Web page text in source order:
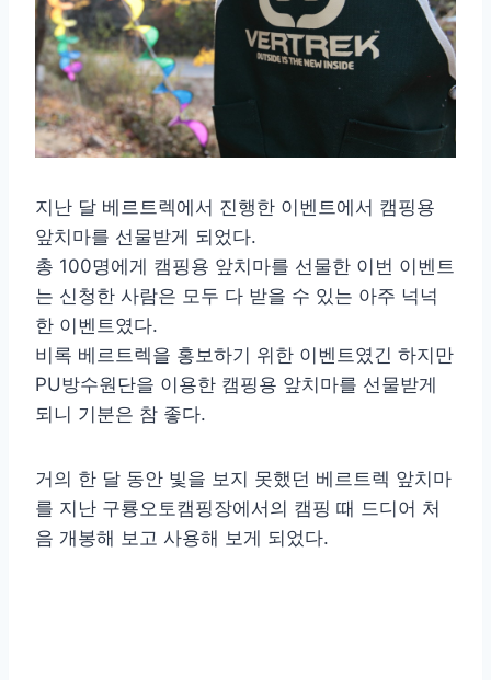
지난 달 베르트렉에서 진행한 이벤트에서 캠핑용
앞치마를 선물받게 되었다.
총 100명에게 캠핑용 앞치마를 선물한 이번 이벤트
는 신청한 사람은 모두 다 받을 수 있는 아주 넉넉
한 이벤트였다.
비록 베르트렉을 홍보하기 위한 이벤트였긴 하지만
PU방수원단을 이용한 캠핑용 앞치마를 선물받게
되니 기분은 참 좋다.
거의 한 달 동안 빛을 보지 못했던 베르트렉 앞치마
를 지난 구룡오토캠핑장에서의 캠핑 때 드디어 처
음 개봉해 보고 사용해 보게 되었다.